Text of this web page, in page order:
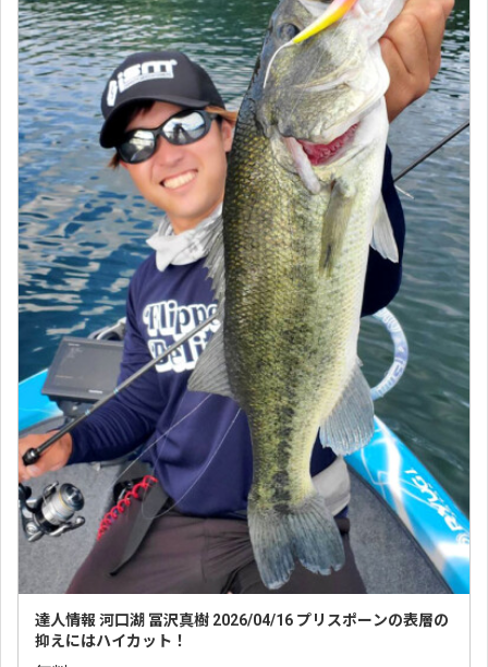
達人情報 河口湖 冨沢真樹 2026/04/16 プリスポーンの表層の
抑えにはハイカット！